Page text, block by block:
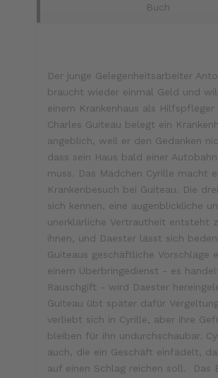
Buch
Der junge Gelegenheitsarbeiter
braucht wieder einmal Geld und
einem Krankenhaus als Hilfspfleger
Charles Guiteau belegt ein
angeblich, weil er den Gedanken
dass sein Haus bald einer
muss. Das Mädchen Cyrille macht
Krankenbesuch bei Guiteau. Die
sich kennen, eine augenblickliche
unerklärliche Vertrautheit entsteht
ihnen, und Daester lässt sich
Guiteaus geschäftliche Vorschläge
einem Überbringedienst - es
Rauschgift - wird Daester
Guiteau übt später dafür
verliebt sich in Cyrille, aber ihre
bleiben für ihn undurchschaubar.
auch, die ein Geschäft einfädelt,
auf einen Schlag reichen soll. Das